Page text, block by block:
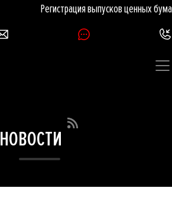
Регистрация выпусков ценных
НОВОСТИ